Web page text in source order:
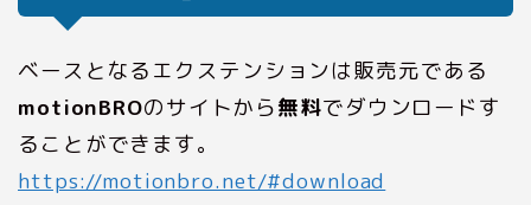
ベースとなるエクステンションは販売元である
motionBROのサイトから無料でダウンロードす
ることができます。
https://motionbro.net/#download